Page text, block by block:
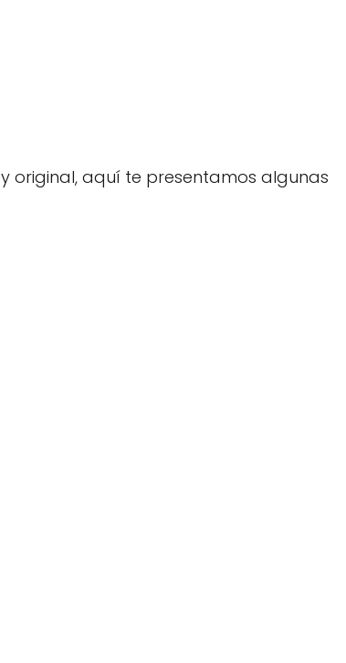
original, aquí te presentamos algunas